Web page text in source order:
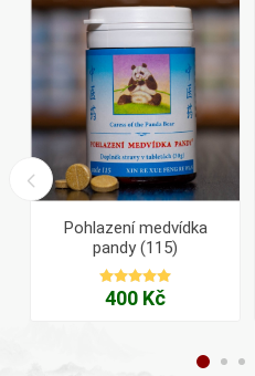
Pohlazení medvídka
pandy (115)
400 Kč